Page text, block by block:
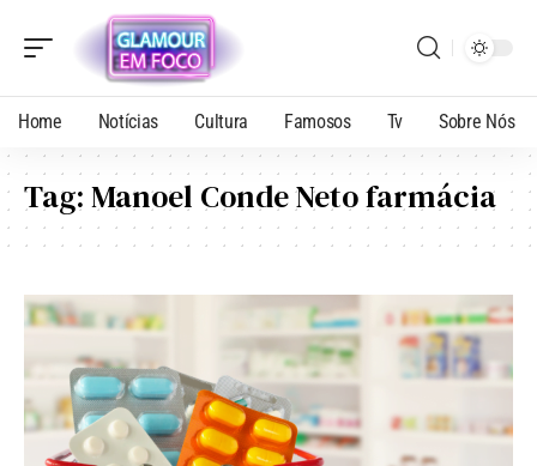
Home Notícias Cultura Famosos Tv Sobre Nós
Tag:Manoel Conde Neto farmácia